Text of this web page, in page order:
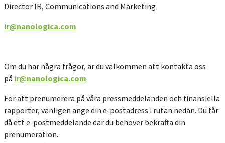
Director IR, Communications and Marketing
ir@nanologica.com
Om du har några frågor, är du välkommen att kontakta oss
på ir@nanologica.com.
För att prenumerera på våra pressmeddelanden och finansiella
rapporter, vänligen ange din e-postadress i rutan nedan. Du får
då ett e-postmeddelande där du behöver bekräfta din
prenumeration.